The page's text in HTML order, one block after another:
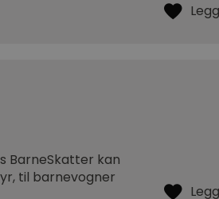
BarneSkatter kan
til barnevogner